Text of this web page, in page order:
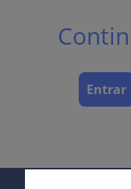
Distúrbio
Os sintomas
Xantelasmas
Xantomas
Entrar